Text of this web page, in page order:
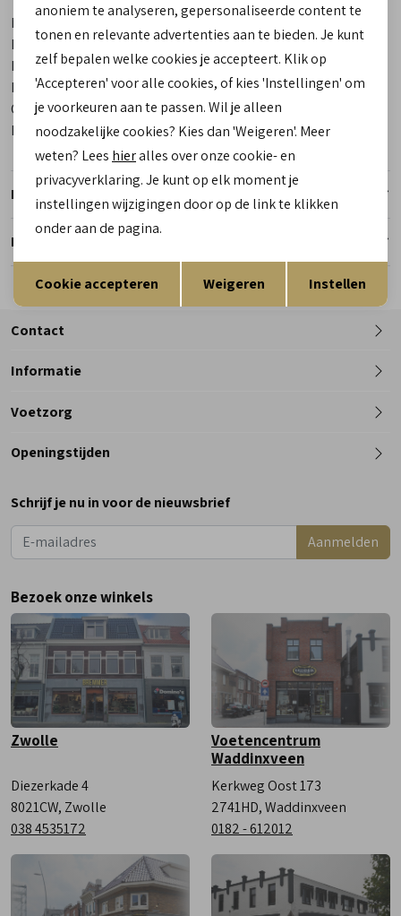
Merk
Piedro
Leveranciercode
111.76181.10.9236
Bestelcode
00009039-90
Breedtemaat
2.5
Categorie
Sneakers
Kleur
Zilver
Retourneren
Reserveer en pas in de winkel
Contact
Telefoon
Informatie
Voetzorg
Openingstijden
Dinsdag
Woensdag
9:00 - 18:00
Vrijdag
Zaterdag
9:00 - 17:00
Schrijf je nu in voor de nieuwsbrief
Aanmelden
Bezoek onze winkels
Zwolle
Diezerkade 4
8021CW, Zwolle
038 4535172
Voetencentrum
Waddinxveen
Kerkweg Oost 173
2741HD, Waddinxveen
0182 - 612012
Terug Opslaan
anoniem te analyseren, gepersonaliseerde content te
tonen en relevante advertenties aan te bieden. Je kunt
zelf bepalen welke cookies je accepteert. Klik op
'Accepteren' voor alle cookies, of kies 'Instellingen' om
je voorkeuren aan te passen. Wil je alleen
noodzakelijke cookies? Kies dan 'Weigeren'. Meer
weten? Lees hieralles over onze cookie- en
privacyverklaring. Je kunt op elk moment je
instellingen wijzigingen door op de link te klikken
onder aan de pagina.
Cookie accepteren Weigeren Instellen